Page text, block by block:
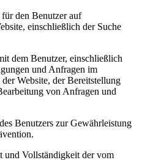
den Benutzer auf
einschließlich der Suche
dem Benutzer, einschließlich
und Anfragen im
Website, der Bereitstellung
von Anfragen und
Benutzers zur Gewährleistung
und Vollständigkeit der vom